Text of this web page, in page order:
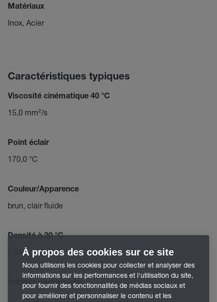
Matériaux
Inox, Acier
Caractéristiques typiques
Viscosité cinématique 40 °C
15,0 mm²/s
Point éclair
170,0 °C
Couleur/Apparence
brun, clair fluide
Densité à 20 °C
0,880 g/cm³
Additifs performants
Oui
À propos des cookies sur ce site
Nous utilisons les cookies pour collecter et analyser des
informations sur les performances et l'utilisation du site,
pour fournir des fonctionnalités de médias sociaux et
pour améliorer et personnaliser le contenu et les